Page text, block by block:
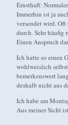
Ernsthaft:
Immerhin ist ja
versendet wird.
durch. Sehr häufig
Einen Anspruch
Ich hatte so einen
wohlweislich
bemerkenswert
deshalb nicht aus
Ich habe am
Aus meiner Sicht